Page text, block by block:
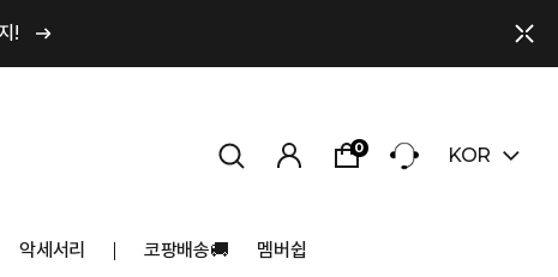
!
0 KOR
악세서리 코팡배송🚚 멤버쉽